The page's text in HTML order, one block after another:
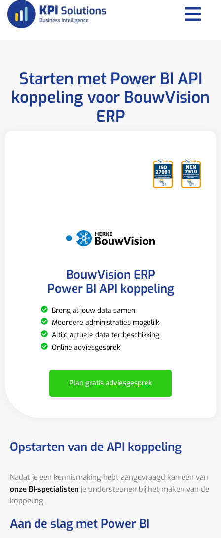
Starten met Power BI API
koppeling voor BouwVision
ERP
BouwVision ERP
Power BI API koppeling
Breng al jouw data samen
Meerdere administraties mogelijk
Altijd actuele data ter beschikking
Online adviesgesprek
Plan gratis adviesgesprek
Opstarten van de API koppeling
Nadat je een kennismaking hebt aangevraagd kan één van
onze BI-specialisten je ondersteunen bij het maken van de
koppeling.
Aan de slag met Power BI